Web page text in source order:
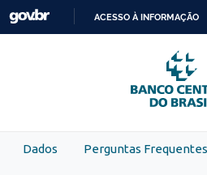
Skip to main content
PARA
O
ACESSO À INFORMAÇÃO
Dados Perguntas Frequentes